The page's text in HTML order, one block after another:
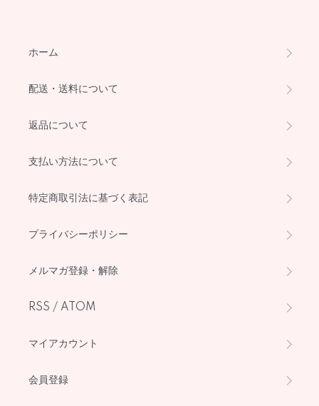
ホーム
配送・送料について
返品について
支払い方法について
特定商取引法に基づく表記
プライバシーポリシー
メルマガ登録・解除
RSS / ATOM
マイアカウント
会員登録